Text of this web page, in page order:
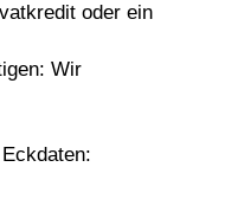
oder ein
Wir